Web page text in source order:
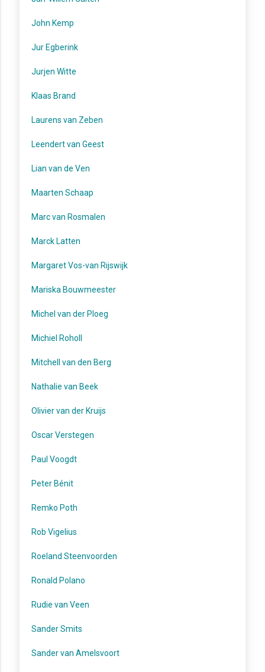
John Kemp
Jur Egberink
Jurjen Witte
Klaas Brand
Laurens van Zeben
Leendert van Geest
Lian van de Ven
Maarten Schaap
Marc van Rosmalen
Marck Latten
Margaret Vos-van Rijswijk
Mariska Bouwmeester
Michel van der Ploeg
Michiel Roholl
Mitchell van den Berg
Nathalie van Beek
Olivier van der Kruijs
Oscar Verstegen
Paul Voogdt
Peter Bénit
Remko Poth
Rob Vigelius
Roeland Steenvoorden
Ronald Polano
Rudie van Veen
Sander Smits
Sander van Amelsvoort